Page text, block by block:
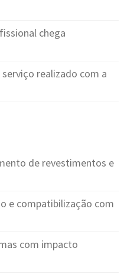
chega
realizado com a
de revestimentos e
e compatibilização com
com impacto